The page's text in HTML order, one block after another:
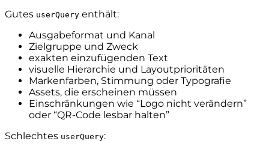
Gutes userQuery enthält:
Ausgabeformat und Kanal
Zielgruppe und Zweck
exakten einzufügenden Text
visuelle Hierarchie und Layoutprioritäten
Markenfarben, Stimmung oder Typografie
Assets, die erscheinen müssen
Einschränkungen wie “Logo nicht verändern”
oder “QR-Code lesbar halten”
Schlechtes userQuery: